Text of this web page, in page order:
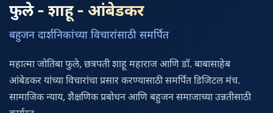
फुले - शाहू - आंबेडकर
बहुजन दार्शनिकांच्या विचारांसाठी समर्पित
महात्मा जोतिबा फुले, छत्रपती शाहू महाराज आणि डॉ. बाबासाहेब
आंबेडकर यांच्या विचारांचा प्रसार करण्यासाठी समर्पित डिजिटल मंच.
सामाजिक न्याय, शैक्षणिक प्रबोधन आणि बहुजन समाजाच्या उन्नतीसाठी